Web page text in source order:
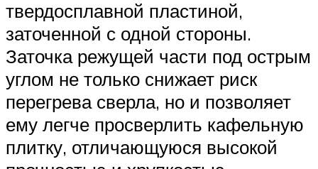
твердосплавной пластиной,
заточенной с одной стороны.
Заточка режущей части под острым
углом не только снижает риск
перегрева сверла, но и позволяет
ему легче просверлить кафельную
плитку, отличающуюся высокой